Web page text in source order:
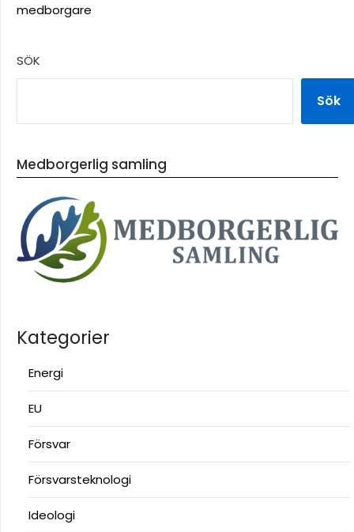
medborgare
SÖK
Sök
Medborgerlig samling
Kategorier
Energi
EU
Försvar
Försvarsteknologi
Ideologi